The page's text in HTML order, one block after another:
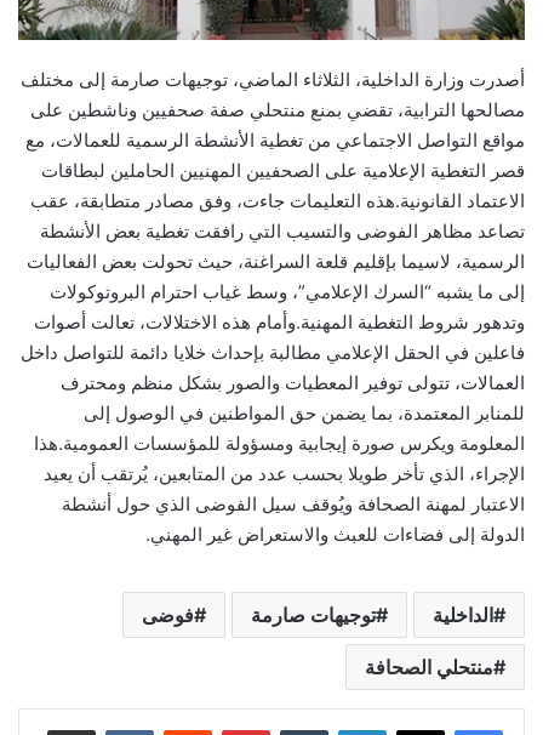
أصدرت وزارة الداخلية، الثلاثاء الماضي، توجيهات صارمة إلى مختلف
مصالحها الترابية، تقضي بمنع منتحلي صفة صحفيين وناشطين على
مواقع التواصل الاجتماعي من تغطية الأنشطة الرسمية للعمالات، مع
قصر التغطية الإعلامية على الصحفيين المهنيين الحاملين لبطاقات
الاعتماد القانونية.هذه التعليمات جاءت، وفق مصادر متطابقة، عقب
تصاعد مظاهر الفوضى والتسيب التي رافقت تغطية بعض الأنشطة
الرسمية، لاسيما بإقليم قلعة السراغنة، حيث تحولت بعض الفعاليات
إلى ما يشبه “السرك الإعلامي”، وسط غياب احترام البروتوكولات
وتدهور شروط التغطية المهنية.وأمام هذه الاختلالات، تعالت أصوات
فاعلين في الحقل الإعلامي مطالبة بإحداث خلايا دائمة للتواصل داخل
العمالات، تتولى توفير المعطيات والصور بشكل منظم ومحترف
للمنابر المعتمدة، بما يضمن حق المواطنين في الوصول إلى
المعلومة ويكرس صورة إيجابية ومسؤولة للمؤسسات العمومية.هذا
الإجراء، الذي تأخر طويلا بحسب عدد من المتابعين، يُرتقب أن يعيد
الاعتبار لمهنة الصحافة ويُوقف سيل الفوضى الذي حول أنشطة
الدولة إلى فضاءات للعبث والاستعراض غير المهني.
الداخلية توجيهات صارمة فوضى
منتحلي الصحافة
لينكدإن بينتيريست مشاركة عبر البريد